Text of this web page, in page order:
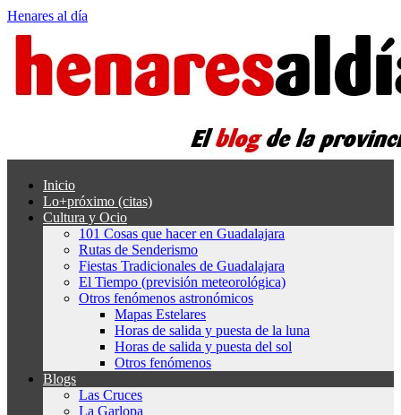
Henares al día
Inicio
Lo+próximo (citas)
Cultura y Ocio
101 Cosas que hacer en Guadalajara
Rutas de Senderismo
Fiestas Tradicionales de Guadalajara
El Tiempo (previsión meteorológica)
Otros fenómenos astronómicos
Mapas Estelares
Horas de salida y puesta de la luna
Horas de salida y puesta del sol
Otros fenómenos
Blogs
Las Cruces
La Garlopa